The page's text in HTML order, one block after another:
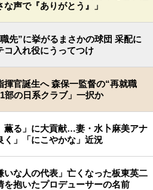
声で『ありがとう』」
先”に挙がるまさかの球団 采配に
コ入れ役にうってつけ
揮官誕生へ 森保一監督の“再就職
部の日系クラブ」一択か
薫る」に大貢献…妻・水卜麻美アナ
く」「にこやかな」近況
いな人の代表」亡くなった板東英二
を抱いたプロデューサーの名前